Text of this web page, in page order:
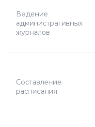
Ведение
административных
журналов
Составление
расписания